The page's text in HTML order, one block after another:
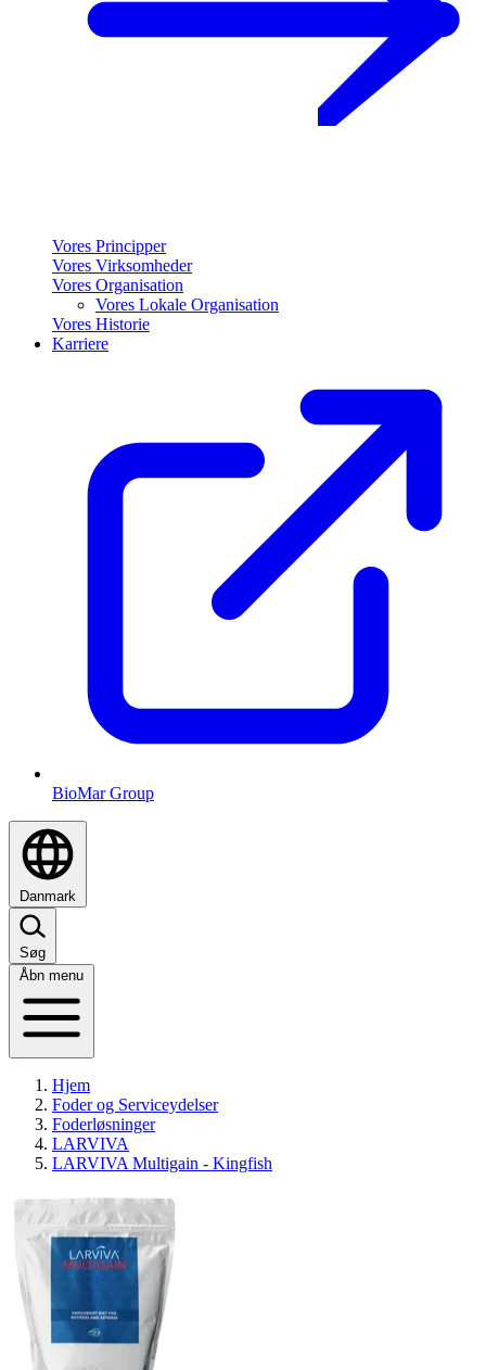
Vores Principper
Vores Virksomheder
Vores Organisation
Vores Lokale Organisation
Vores Historie
Karriere
BioMar Group
Danmark
Søg
Åbn menu
Hjem
Foder og Serviceydelser
Foderløsninger
LARVIVA
LARVIVA Multigain - Kingfish